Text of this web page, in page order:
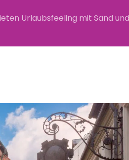
Urlaubsfeeling mit Sand